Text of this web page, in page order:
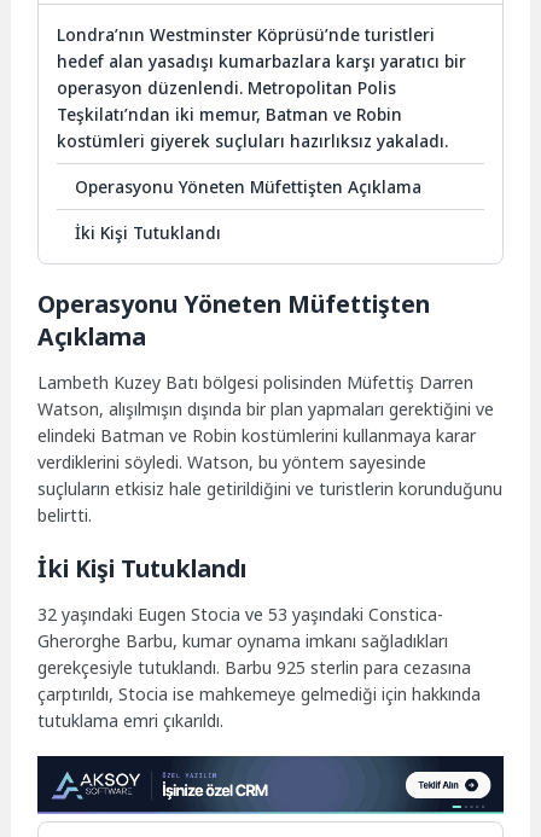
Londra’nın Westminster Köprüsü’nde turistleri
hedef alan yasadışı kumarbazlara karşı yaratıcı bir
operasyon düzenlendi. Metropolitan Polis
Teşkilatı’ndan iki memur, Batman ve Robin
kostümleri giyerek suçluları hazırlıksız yakaladı.
Operasyonu Yöneten Müfettişten Açıklama
İki Kişi Tutuklandı
Operasyonu Yöneten Müfettişten
Açıklama
Lambeth Kuzey Batı bölgesi polisinden Müfettiş Darren
Watson, alışılmışın dışında bir plan yapmaları gerektiğini ve
elindeki Batman ve Robin kostümlerini kullanmaya karar
verdiklerini söyledi. Watson, bu yöntem sayesinde
suçluların etkisiz hale getirildiğini ve turistlerin korunduğunu
belirtti.
İki Kişi Tutuklandı
32 yaşındaki Eugen Stocia ve 53 yaşındaki Constica-
Gherorghe Barbu, kumar oynama imkanı sağladıkları
gerekçesiyle tutuklandı. Barbu 925 sterlin para cezasına
çarptırıldı, Stocia ise mahkemeye gelmediği için hakkında
tutuklama emri çıkarıldı.